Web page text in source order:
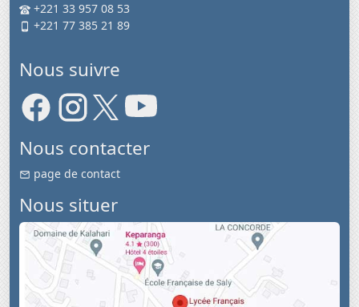
+221 33 957 08 53
+221 77 385 21 89
Nous suivre
Nous contacter
page de contact
Nous situer